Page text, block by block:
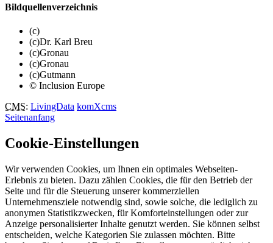
Bildquellenverzeichnis
(c)
(c)Dr. Karl Breu
(c)Gronau
(c)Gronau
(c)Gutmann
© Inclusion Europe
CMS: LivingData komXcms
Seitenanfang
Cookie-Einstellungen
Wir verwenden Cookies, um Ihnen ein optimales Webseiten-
Erlebnis zu bieten. Dazu zählen Cookies, die für den Betrieb der
Seite und für die Steuerung unserer kommerziellen
Unternehmensziele notwendig sind, sowie solche, die lediglich zu
anonymen Statistikzwecken, für Komforteinstellungen oder zur
Anzeige personalisierter Inhalte genutzt werden. Sie können selbst
entscheiden, welche Kategorien Sie zulassen möchten. Bitte